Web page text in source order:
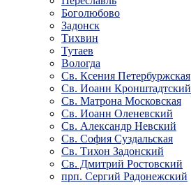
Боголюбово
Задонск
Тихвин
Тутаев
Вологда
Св. Ксения Петербуржская
Св. Иоанн Кронштадтский
Св. Матрона Московская
Св. Иоанн Оленевский
Св. Александр Невский
Св. София Суздальская
Св. Тихон Задонский
Св. Дмитрий Ростовский
прп. Сергий Радонежский